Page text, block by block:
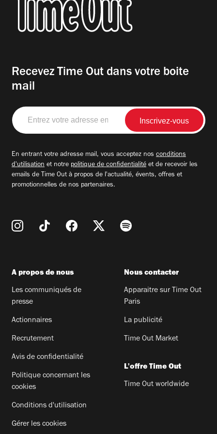
Recevez Time Out dans votre boite
mail
Entrez
votre
adresse
En entrant votre adresse mail, vous acceptez nos conditions
d'utilisation et notre politique de confidentialité et de recevoir les
emails de Time Out à propos de l'actualité, évents, offres et
promotionnelles de nos partenaires.
A propos de nous
Les communiqués de
presse
Actionnaires
Recrutement
Avis de confidentialité
Politique concernant les
cookies
Conditions d'utilisation
Gérer les cookies
Nous contacter
Apparaitre sur Time Out
Paris
La publicité
Time Out Market
L'offre Time Out
Time Out worldwide